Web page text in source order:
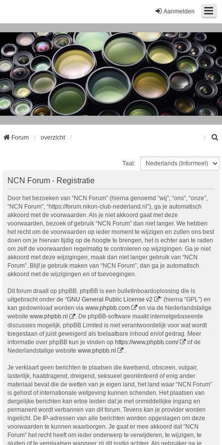
Aanmelden
Forum overzicht
Taal:
NCN Forum - Registratie
Door het bezoeken van “NCN Forum” (hierna genoemd “wij”, “ons”, “onze”,
“NCN Forum”, “https://forum.nikon-club-nederland.nl”), ga je automatisch
akkoord met de voorwaarden. Als je niet akkoord gaat met deze
voorwaarden, bezoek of gebruik “NCN Forum” dan niet langer. We hebben
het recht om de voorwaarden op ieder moment te wijzigen en zullen ons best
doen om je hiervan tijdig op de hoogte te brengen, het is echter aan te raden
om zelf de voorwaarden regelmatig te controleren op wijzigingen. Ga je niet
akkoord met deze wijzigingen, maak dan niet langer gebruik van “NCN
Forum”. Blijf je gebruik maken van “NCN Forum”, dan ga je automatisch
akkoord met de wijzigingen en of toevoegingen.
Dit forum draait op phpBB. phpBB is een bulletinboardoplossing die is
uitgebracht onder de “GNU General Public License v2
” (hierna “GPL”) en
kan gedownload worden via www.phpbb.com
en via de Nederlandstalige
website www.phpbb.nl
. De phpBB-software maakt internetgebaseerde
discussies mogelijk. phpBB Limited is niet verantwoordelijk voor wat wordt
toegestaan of juist geweigerd als toelaatbare inhoud en/of gedrag. Meer
informatie over phpBB kun je vinden op https://www.phpbb.com/
of de
Nederlandstalige website www.phpbb.nl .
Je verklaart geen berichten te plaatsen die kwetsend, obsceen, vulgair,
lasterlijk, haatdragend, dreigend, seksueel georiënteerd of enig ander
materiaal bevat die de wetten van je eigen land, het land waar “NCN Forum”
is gehost of internationale wetgeving kunnen schenden. Het plaatsen van
dergelijke berichten kan ertoe leiden dat je met onmiddellijke ingang en
permanent wordt verbannen van dit forum. Tevens kan je provider worden
ingelicht. De IP-adressen van alle berichten worden opgeslagen om deze
voorwaarden te kunnen waarborgen. Je gaat er mee akkoord dat “NCN
Forum” het recht heeft om ieder onderwerp te verwijderen, te wijzigen, te